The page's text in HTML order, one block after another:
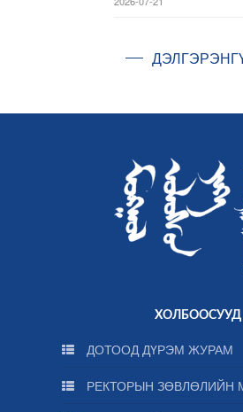
ХОЛБООСУУД
ДОТООД ДҮРЭМ ЖУРАМ
РЕКТОРЫН ЗӨВЛӨЛИЙН